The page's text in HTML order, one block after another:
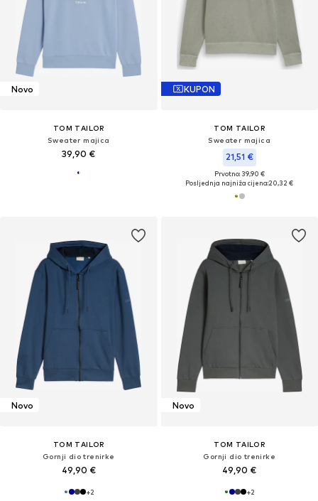
Novo
TOM TAILOR
Sweater majica
39,90 €
KUPON
TOM TAILOR
Sweater majica
21,51 €
Prvotno: 39,90 €
Posljednja najniža cijena:20,32 €
Novo
TOM TAILOR
Gornji dio trenirke
49,90 €
+2
Novo
TOM TAILOR
Gornji dio trenirke
49,90 €
+2